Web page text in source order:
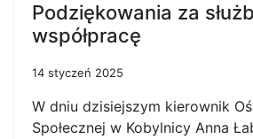
Podziękowania za
współpracę
14 styczeń 2025
W dniu dzisiejszym kierownik
Społecznej w Kobylnicy Anna